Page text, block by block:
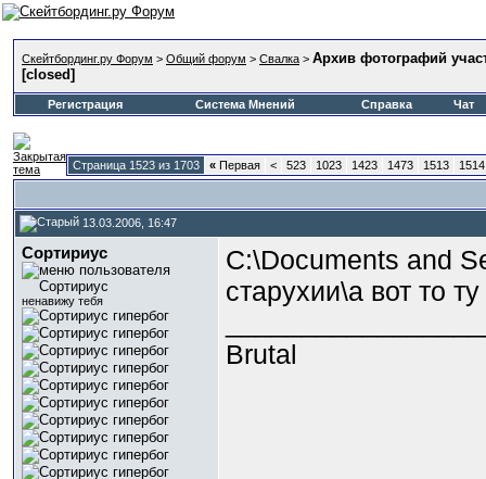
Скейтбординг.ру Форум > Общий форум > Свалка > Архив фотографий
[closed]
Регистрация Система Мнений Справка Чат
Страница 1523 из 1703 « Первая < 523 1023 1423 1473 1513 1514
13.03.2006, 16:47
Сортириус
ненавижу тебя
C:\Documents and
старухии\а вот то
Brutal